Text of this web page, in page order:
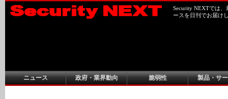
Security NEXTでは
ースを日刊でお届け
ニュース 政府・業界動向 脆弱性 製品・サ